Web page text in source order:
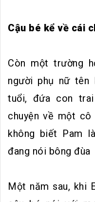
Cậu bé kể về cái
Còn một trường
người phụ nữ
tuổi, đứa con
chuyện về một
không biết Pam
đang nói bông đùa
Một năm sau, khi